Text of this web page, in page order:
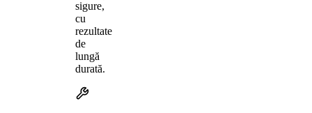
sigure,
cu
rezultate
de
lungă
durată.